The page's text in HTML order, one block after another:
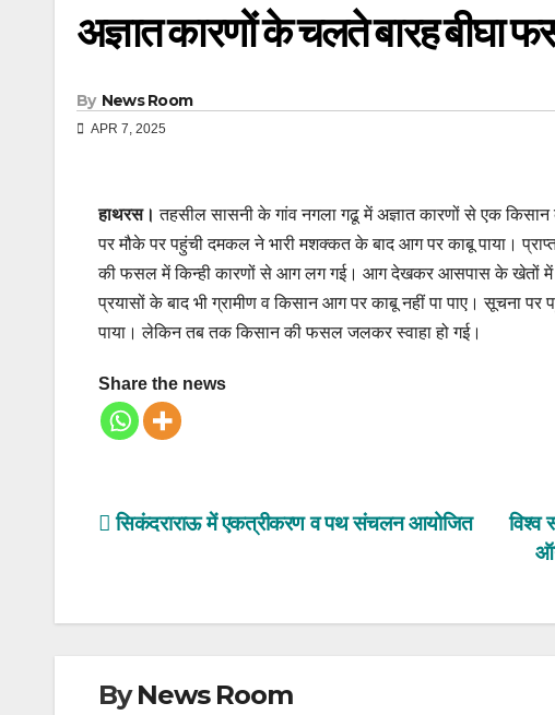
अज्ञात कारणों के चलते बारह बीघा
By News Room
APR 7, 2025
हाथरस। तहसील सासनी के गांव नगला गढू में अज्ञात कारणों से एक
पर मौके पर पहुंची दमकल ने भारी मशक्कत के बाद आग पर काबू पाया।
की फसल में किन्ही कारणों से आग लग गई। आग देखकर आसपास के खेतों में
प्रयासों के बाद भी ग्रामीण व किसान आग पर काबू नहीं पा पाए। सूचना
पाया। लेकिन तब तक किसान की फसल जलकर स्वाहा हो गई।
Share the news
Post
विश्व
सिकंदराराऊ में एकत्रीकरण व पथ संचलन आयोजित
ByNews Room